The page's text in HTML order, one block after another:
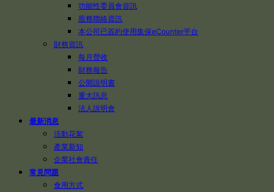
功能性委員會資訊
股務聯絡資訊
本公司已簽約使用集保eCounter平台
財務資訊
每月營收
財務報告
公開說明書
重大訊息
法人說明會
最新消息
活動花絮
產業新知
企業社會責任
常見問題
食用方式